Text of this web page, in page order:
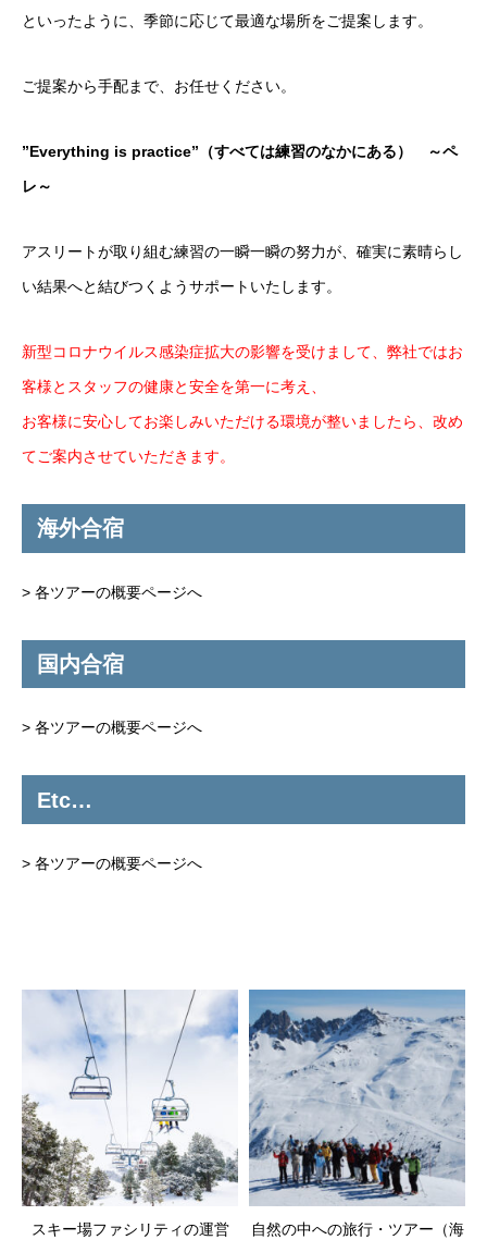
といったように、季節に応じて最適な場所をご提案します。
ご提案から手配まで、お任せください。
”Everything is practice”（すべては練習のなかにある） ～ペ
レ～
アスリートが取り組む練習の一瞬一瞬の努力が、確実に素晴らし
い結果へと結びつくようサポートいたします。
新型コロナウイルス感染症拡大の影響を受けまして、弊社ではお
客様とスタッフの健康と安全を第一に考え、
お客様に安心してお楽しみいただける環境が整いましたら、改め
てご案内させていただきます。
海外合宿
> 各ツアーの概要ページへ
国内合宿
> 各ツアーの概要ページへ
Etc…
> 各ツアーの概要ページへ
スキー場ファシリティの運営
自然の中への旅行・ツアー（海